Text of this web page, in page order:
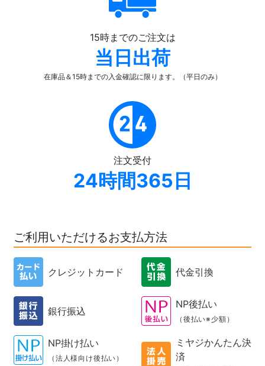
15時までのご注文は
当日出荷
在庫品＆15時までの入金確認に限ります。（平日のみ）
注文受付
24時間365日
ご利用いただけるお支払方法
クレジットカード 代金引換
銀行振込
NP後払い
（後払い※少額）
NP掛け払い
（法人様向け後払い）
ミヤジかんたん決
済